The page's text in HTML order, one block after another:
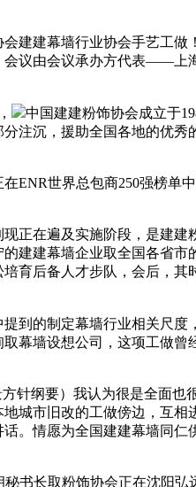
建幕墙行业协会手艺工做
议由会议承办方代表——上
中国建建粉饰协会成立于
注沉，援助全国各地的优
世界总包商250强榜单中
在遍及实施阶段，是建建
建建幕墙企业取全国各省
育后备人才步队，会后，
到的制定幕墙行业相关尺
幕墙设想公司，这项工做
纲要）我认为很是全面也
城市旧改的工做傍边，互
。情愿为全国建建幕墙同
长取粉饰协会正在沈阳弘